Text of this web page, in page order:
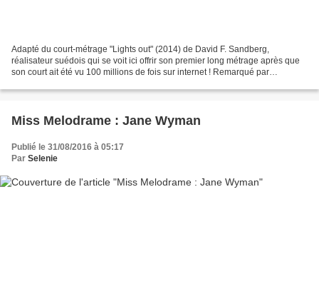
Adapté du court-métrage "Lights out" (2014) de David F. Sandberg,
réalisateur suédois qui se voit ici offrir son premier long métrage après que
son court ait été vu 100 millions de fois sur internet ! Remarqué par
Miss Melodrame : Jane Wyman
Publié le 31/08/2016 à 05:17
Par Selenie